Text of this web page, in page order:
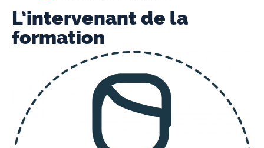
L’intervenant de la
formation